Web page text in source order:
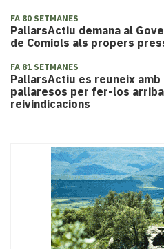
FA 80 SETMANES
PallarsActiu demana al
de Comiols als propers
FA 81 SETMANES
PallarsActiu es reuneix
pallaresos per fer-los
reivindicacions